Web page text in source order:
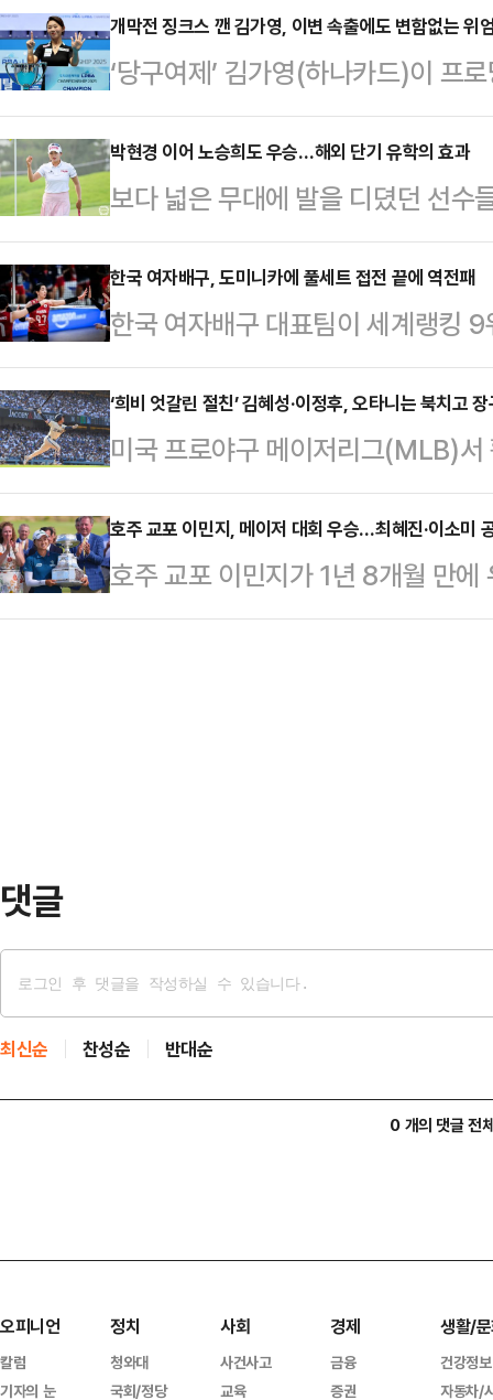
개막전 징크스 깬 김가영, 이변 속출에도 변함없는 위
‘당구여제’ 김가영(하나카드)이
며 변함없는 독주 체제를 계속 이어
양 킨텍스 PBA 스타디움’에서 열
2025’ LPBA 결승전(7전 4선승제
0(11-1, 11-6, 11-2, 11-6)으로 완
지난 시즌을 마감한 김가영은 새 시
승이라는 위업을 달성했다. 김가
박현경 이어 노승희도 우승…해외 단기 유학의 효과
보다 넓은 무대에 발을 디뎠던 선수
세를 보이고 있다.노승희(24, 요진
븐 컨트리클럽(파72)에서 열린
헤븐 마스터즈’ 최종 라운드서 연
자 개인 통산 3승이다.노승희는 선
를 시작했다. 묵묵하게 타수를 줄여
도 하듯 지지부진한 흐름을 이어갔
다.2020…
한국 여자배구, 도미니카에 풀세트 접전 끝에 역전패
한국 여자배구 대표팀이 세계랭킹
당했다.페르난도 모랄레스 감독이
각) 튀르키예 이스탄불에서 열린
스리그(VNL) 2주 차 4차전에서
17-25 25-19 20-25 14-16)으로
에 빠지며 1승 7패를 기록해 전체
위 세르비아에 앞선 17위에 머물렀
린…
‘희비 엇갈린 절친’ 김혜성·이정후, 오타니는 북치고
미국 프로야구 메이저리그(MLB)
혜성(LA 다저스)은 23일(한국시각
스타디움에서 펼쳐진 '2025 MLB'
(중견수)로 선발 출전, 4타수 1안타
전 0.378에서 0.372로 하락했지
호주 교포 이민지, 메이저 대회 우승…최혜진·이소미
호주 교포 이민지가 1년 8개월 만
일(한국시간) 미국 텍사스주 프리
댓글
최신순 찬성순 반대순
0 개의 댓글 전
오피니언
칼럼
기자의 눈
정치
청와대
국회/정당
사회
사건사고
교육
경제
금융
증권
생활/
건강정보
자동차/